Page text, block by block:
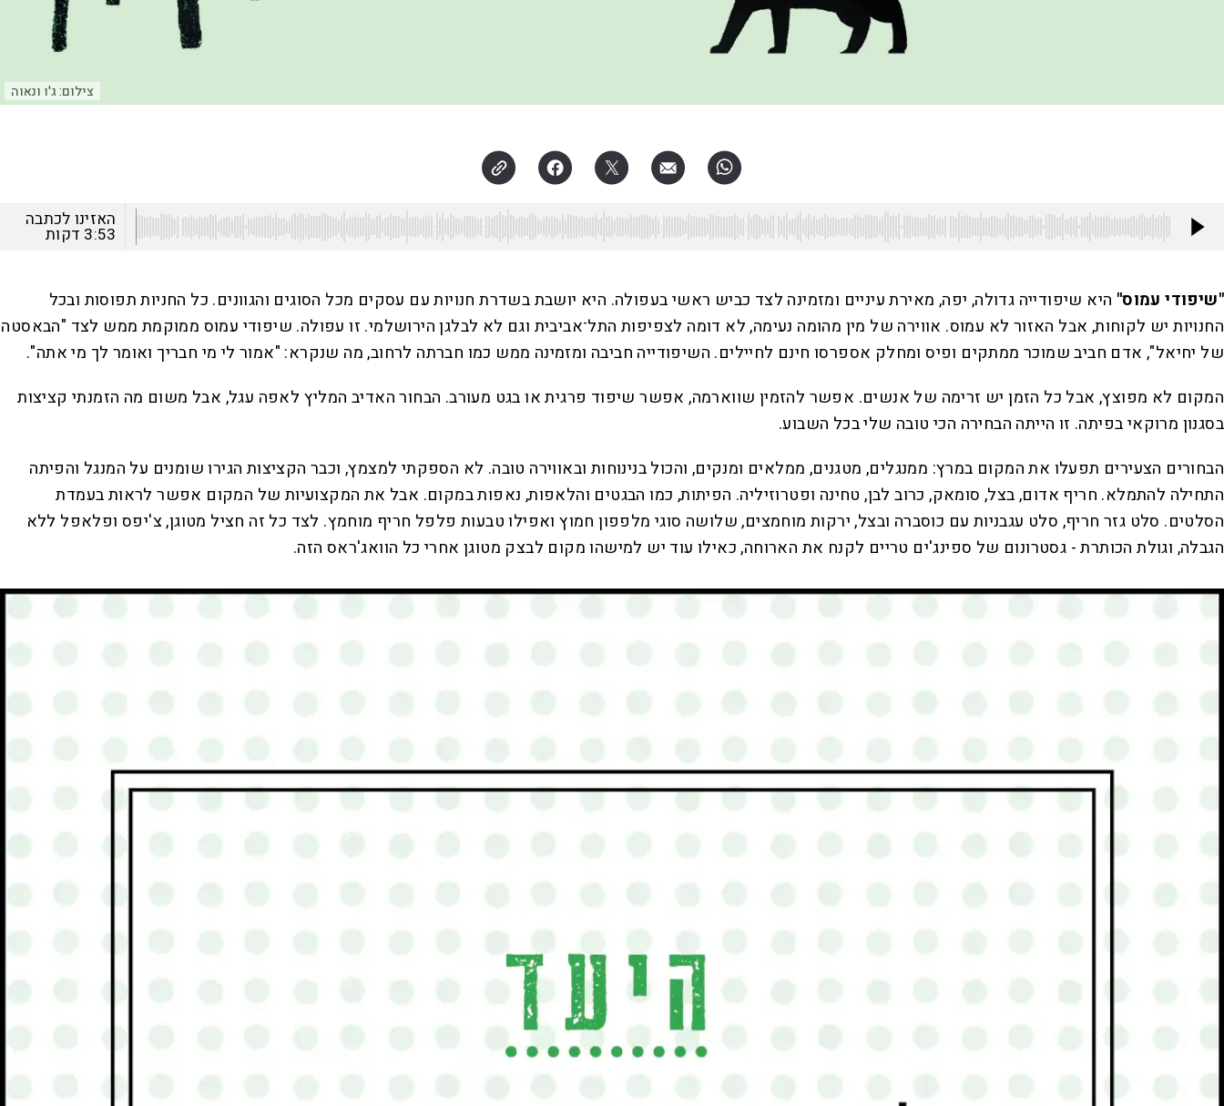
צילום:ג'ו ונאוה
האזינו לכתבה
3:53 דקות
"שיפודי עמוס" היא שיפודייה גדולה, יפה, מאירת עיניים ומזמינה לצד כביש ראשי בעפולה. היא יושבת בשדרת חנויות עם עסקים מכל הסוגים והגוונים. כל החניות תפוסות ובכל
החנויות יש לקוחות, אבל האזור לא עמוס. אווירה של מין מהומה נעימה, לא דומה לצפיפות התל־אביבית וגם לא לבלגן הירושלמי. זו עפולה. שיפודי עמוס ממוקמת ממש לצד "הבאסטה
של יחיאל", אדם חביב שמוכר ממתקים ופיס ומחלק אספרסו חינם לחיילים. השיפודייה חביבה ומזמינה ממש כמו חברתה לרחוב, מה שנקרא: "אמור לי מי חבריך ואומר לך מי אתה".
המקום לא מפוצץ, אבל כל הזמן יש זרימה של אנשים. אפשר להזמין שווארמה, אפשר שיפוד פרגית או בגט מעורב. הבחור האדיב המליץ לאפה עגל, אבל משום מה הזמנתי קציצות
בסגנון מרוקאי בפיתה. זו הייתה הבחירה הכי טובה שלי בכל השבוע.
הבחורים הצעירים תפעלו את המקום במרץ: ממנגלים, מטגנים, ממלאים ומנקים, והכול בנינוחות ובאווירה טובה. לא הספקתי למצמץ, וכבר הקציצות הגירו שומנים על המנגל והפיתה
התחילה להתמלא. חריף אדום, בצל, סומאק, כרוב לבן, טחינה ופטרוזיליה. הפיתות, כמו הבגטים והלאפות, נאפות במקום. אבל את המקצועיות של המקום אפשר לראות בעמדת
הסלטים. סלט גזר חריף, סלט עגבניות עם כוסברה ובצל, ירקות מוחמצים, שלושה סוגי מלפפון חמוץ ואפילו טבעות פלפל חריף מוחמץ. לצד כל זה חציל מטוגן, צ'יפס ופלאפל ללא
הגבלה, וגולת הכותרת - גסטרונום של ספינג'ים טריים לקנח את הארוחה, כאילו עוד יש למישהו מקום לבצק מטוגן אחרי כל הוואג'ראס הזה.